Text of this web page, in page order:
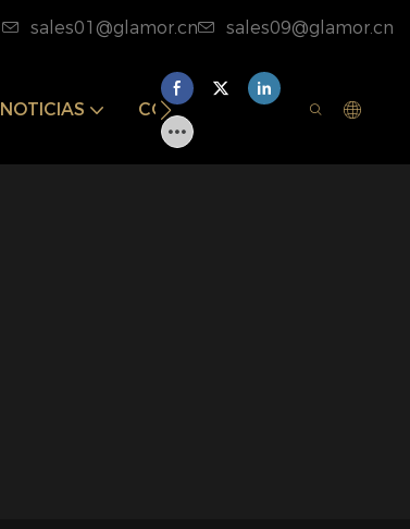
sales01@glamor.cn sales09@glamor.cn
NOTICIAS CONTACTA CONNOSCO